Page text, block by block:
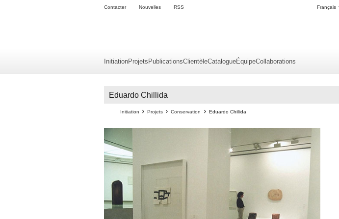
Contacter Nouvelles RSS Français
InitiationProjetsPublicationsClientèleCatalogueÉquipeCollaborations
Eduardo Chillida
Initiation Projets Conservation Eduardo Chillida